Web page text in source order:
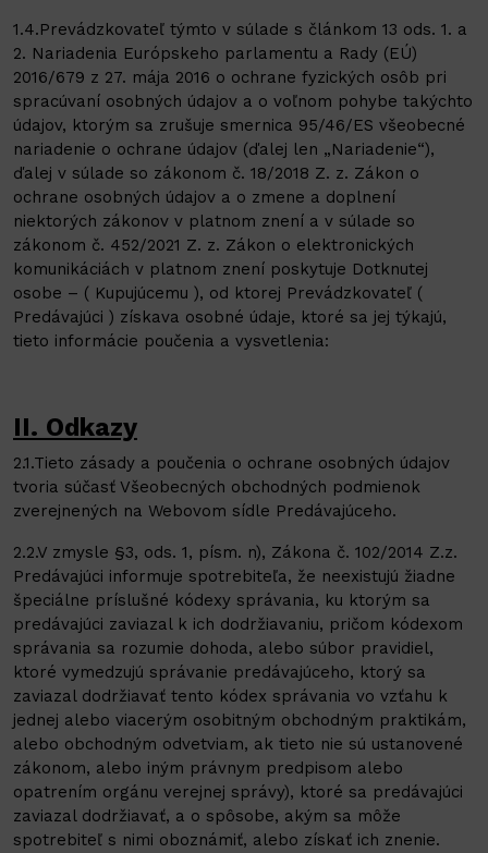
1.4.Prevádzkovateľ týmto v súlade s článkom 13 ods. 1. a
2. Nariadenia Európskeho parlamentu a Rady (EÚ)
2016/679 z 27. mája 2016 o ochrane fyzických osôb pri
spracúvaní osobných údajov a o voľnom pohybe takýchto
údajov, ktorým sa zrušuje smernica 95/46/ES všeobecné
nariadenie o ochrane údajov (ďalej len „Nariadenie“),
ďalej v súlade so zákonom č. 18/2018 Z. z. Zákon o
ochrane osobných údajov a o zmene a doplnení
niektorých zákonov v platnom znení a v súlade so
zákonom č. 452/2021 Z. z. Zákon o elektronických
komunikáciách v platnom znení poskytuje Dotknutej
osobe – ( Kupujúcemu ), od ktorej Prevádzkovateľ (
Predávajúci ) získava osobné údaje, ktoré sa jej týkajú,
tieto informácie poučenia a vysvetlenia:
II. Odkazy
2.1.Tieto zásady a poučenia o ochrane osobných údajov
tvoria súčasť Všeobecných obchodných podmienok
zverejnených na Webovom sídle Predávajúceho.
2.2.V zmysle §3, ods. 1, písm. n), Zákona č. 102/2014 Z.z.
Predávajúci informuje spotrebiteľa, že neexistujú žiadne
špeciálne príslušné kódexy správania, ku ktorým sa
predávajúci zaviazal k ich dodržiavaniu, pričom kódexom
správania sa rozumie dohoda, alebo súbor pravidiel,
ktoré vymedzujú správanie predávajúceho, ktorý sa
zaviazal dodržiavať tento kódex správania vo vzťahu k
jednej alebo viacerým osobitným obchodným praktikám,
alebo obchodným odvetviam, ak tieto nie sú ustanovené
zákonom, alebo iným právnym predpisom alebo
opatrením orgánu verejnej správy), ktoré sa predávajúci
zaviazal dodržiavať, a o spôsobe, akým sa môže
spotrebiteľ s nimi oboznámiť, alebo získať ich znenie.